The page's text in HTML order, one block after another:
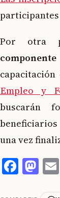
Por otra
Empleo y
buscarán
una vez